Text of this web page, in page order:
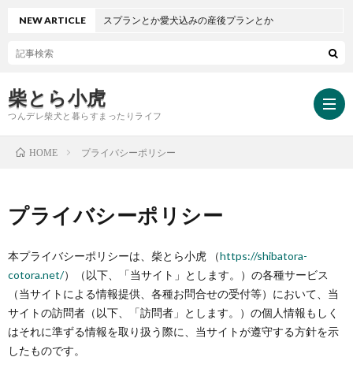
柴とら小虎
つんデレ柴犬と暮らすまったりライフ
と
虎
NEW ARTICLEバースプランとか愛犬込みの産後プランとか
HOME プライバシーポリシー
プライバシーポリシー
本プライバシーポリシーは、柴とら小虎 （https://shibatora-
cotora.net/）（以下、「当サイト」とします。）の各種サービス
（当サイトによる情報提供、各種お問合せの受付等）において、当
サイトの訪問者（以下、「訪問者」とします。）の個人情報もしく
はそれに準ずる情報を取り扱う際に、当サイトが遵守する方針を示
したものです。